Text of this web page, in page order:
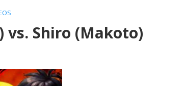
vs. Shiro (Makoto)